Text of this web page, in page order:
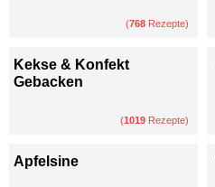
(768 Rezepte)
Kekse & Konfekt
Gebacken
(1019 Rezepte)
Apfelsine